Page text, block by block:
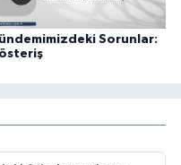
Sorunlar: